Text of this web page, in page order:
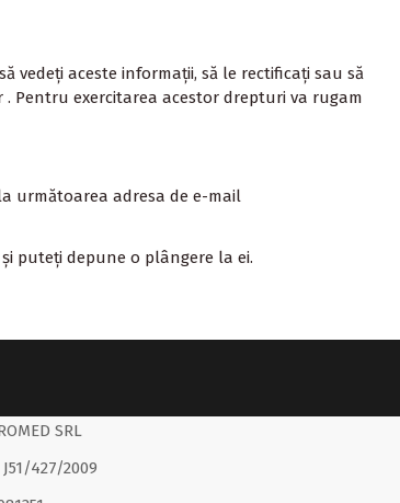
vedeți aceste informații, să le rectificați sau să
Pentru exercitarea acestor drepturi va rugam
următoarea adresa de e-mail
și puteți depune o plângere la ei.
SRL
427/2009